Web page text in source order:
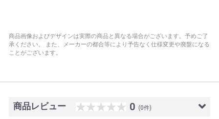
商品画像およびデザインは実際の商品と異なる場合がございます。予めご了
承ください。
また、メーカーの都合等により予告なく仕様変更や廃盤になる
ことがございます。
商品レビュー 0 (0件)